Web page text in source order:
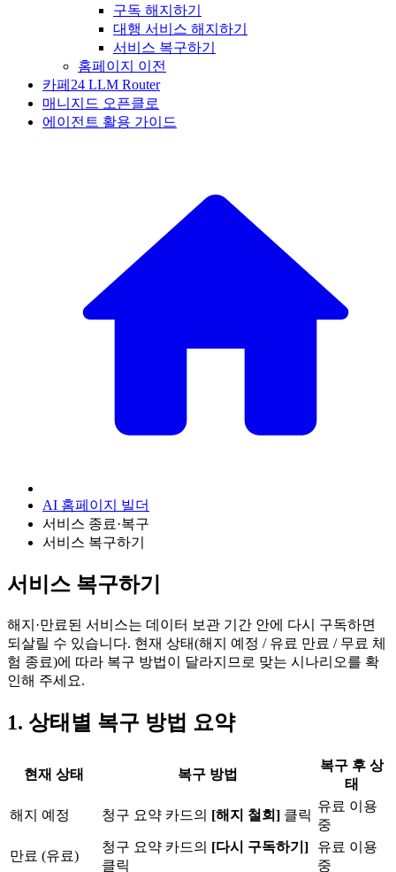
구독 해지하기
대행 서비스 해지하기
서비스 복구하기
홈페이지 이전
카페24 LLM Router
매니지드 오픈클로
에이전트 활용 가이드
AI 홈페이지 빌더
서비스 종료·복구
서비스 복구하기
서비스 복구하기
해지·만료된 서비스는 데이터 보관 기간 안에 다시 구독하면
되살릴 수 있습니다. 현재 상태(해지 예정 / 유료 만료 / 무료 체
험 종료)에 따라 복구 방법이 달라지므로 맞는 시나리오를 확
인해 주세요.
1. 상태별 복구 방법 요약
현재 상태 복구 방법
복구 후 상
태
해지 예정 청구 요약 카드의 [해지 철회] 클릭
유료 이용
중
만료 (유료)
청구 요약 카드의 [다시 구독하기]
클릭
유료 이용
중